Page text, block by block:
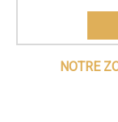
NOTRE